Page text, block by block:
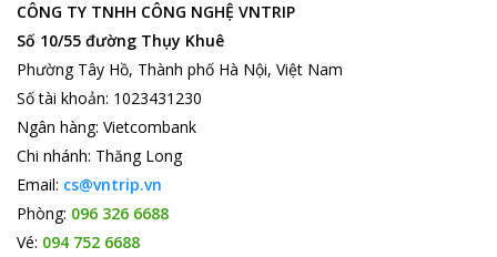
CÔNG TY TNHH CÔNG NGHỆ VNTRIP
Số 10/55 đường Thụy Khuê
Phường Tây Hồ, Thành phố Hà Nội, Việt Nam
Số tài khoản: 1023431230
Ngân hàng: Vietcombank
Chi nhánh: Thăng Long
Email: cs@vntrip.vn
Phòng: 096 326 6688
Vé: 094 752 6688